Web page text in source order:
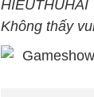
Không thấy